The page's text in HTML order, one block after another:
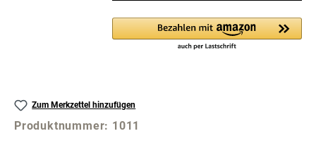
Zum Merkzettel hinzufügen
Produktnummer: 1011